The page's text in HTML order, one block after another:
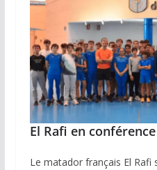
El Rafi en
Le matador français El Rafi